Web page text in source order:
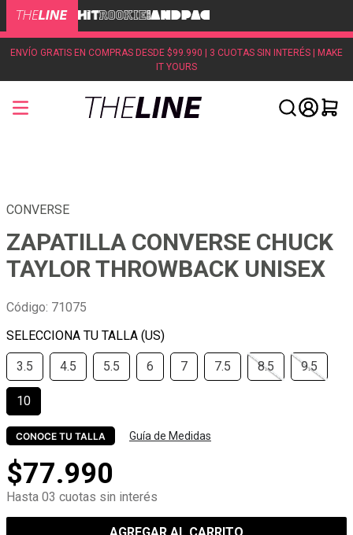
ENVÍO GRATIS EN COMPRAS DESDE $99.990 | 3 CUOTAS SIN INTERÉS | MAKE
IT YOURS
CONVERSE
ZAPATILLA CONVERSE CHUCK
TAYLOR THROWBACK UNISEX
Código: 71075
3.5 4.5 5.5 6 7 7.5 8.5 9.5
10
CONOCE TU TALLA Guía de Medidas
$77.990
Hasta 03 cuotas sin interés
AGREGAR AL CARRITO